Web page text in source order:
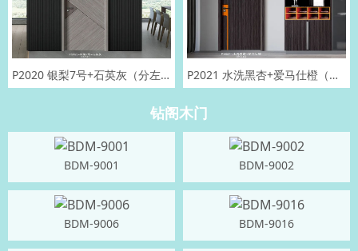
P2020 银梨7号+石英灰（分左右） P2021 水洗黑杏+爱马仕橙（分左右）
钻阁木门
BDM-9001 BDM-9002
BDM-9006 BDM-9016